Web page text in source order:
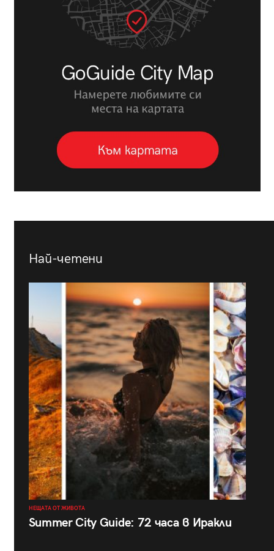
Най-четени
НЕЩАТА ОТ ЖИВОТА
Summer City Guide: 72 часа в Иракли